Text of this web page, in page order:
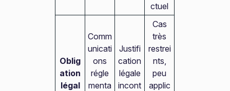
ctuel
Oblig
ation
légal
Comm
unicati
ons
régle
menta
Justifi
cation
légale
incont
Cas
très
restrei
nts,
peu
applic